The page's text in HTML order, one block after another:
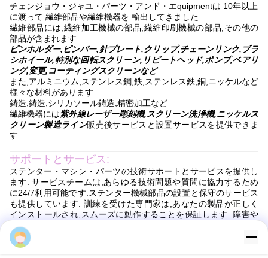
チェンジョウ・ジャユ・パーツ・アンド・エquipmentは 10年以上
に渡って 繊維部品や繊維機器を 輸出してきました
繊維部品には,繊維加工機械の部品,繊維印刷機械の部品,その他の
部品が含まれます.
ピンホルダー,ピンバー,針プレート,クリップ,チェーンリンク,ブラ
シホイール,特別な回転スクリーン,リピートヘッド,ポンプ,ベアリ
ング,変更,コーティングスクリーンなど
また,アルミニウム,ステンレス鋼,鉄,ステンレス鉄,銅,ニッケルなど
様々な材料があります.
鋳造,鋳造,シリカソール鋳造,精密加工など
繊維機器には紫外線レーザー彫刻機,スクリーン洗浄機,ニッケルス
クリーン製造ライン販売後サービスと設置サービスを提供できま
す.
サポートとサービス:
ステンター・マシン・パーツの技術サポートとサービスを提供し
ます. サービスチームは,あらゆる技術問題や質問に協力するため
に24/7利用可能です.ステンター機械部品の設置と保守のサービス
も提供しています. 訓練を受けた専門家は,あなたの製品が正しく
インストールされ,スムーズに動作することを保証します. 障害や
不具合が発生した場合,私たちは問題を診断し,修復するために支援
することができます.